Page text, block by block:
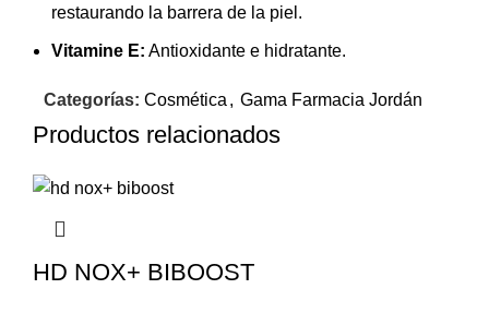
restaurando la barrera de la piel.
Vitamine E: Antioxidante e hidratante.
Categorías: Cosmética , Gama Farmacia Jordán
Productos relacionados
HD NOX+ BIBOOST